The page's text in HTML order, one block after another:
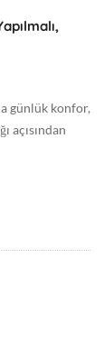
günlük konfor,
açısından